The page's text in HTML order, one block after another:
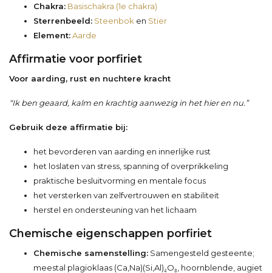
Chakra: Basischakra (1e chakra)
Sterrenbeeld: Steenbok en Stier
Element:Aarde
Affirmatie voor porfiriet
Voor aarding, rust en nuchtere kracht
“Ik ben geaard, kalm en krachtig aanwezig in het hier en nu.”
Gebruik deze affirmatie bij:
het bevorderen van aarding en innerlijke rust
het loslaten van stress, spanning of overprikkeling
praktische besluitvorming en mentale focus
het versterken van zelfvertrouwen en stabiliteit
herstel en ondersteuning van het lichaam
Chemische eigenschappen porfiriet
Chemische samenstelling: Samengesteld gesteente;
meestal plagioklaas (Ca,Na)(Si,Al)₄O₈, hoornblende, augiet